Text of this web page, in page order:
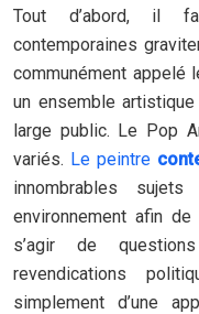
Tout d’abord, il
contemporaines
communément appelé
un ensemble
large public. Le Pop
variés. Le peintre
innombrables
environnement afin
s’agir de
revendications
simplement d’une